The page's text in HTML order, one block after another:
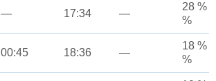
— 17:34 —
28 %
%
00:45 18:36 —
18 %
%